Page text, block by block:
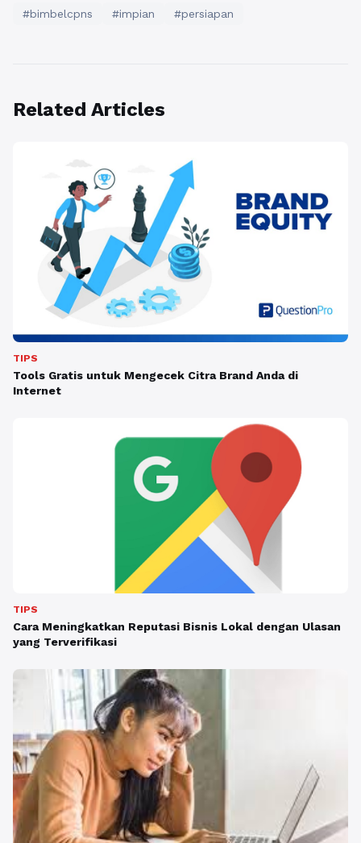
#bimbelcpns #impian #persiapan
Related Articles
TIPS
Tools Gratis untuk Mengecek Citra Brand Anda di
Internet
TIPS
Cara Meningkatkan Reputasi Bisnis Lokal dengan Ulasan
yang Terverifikasi